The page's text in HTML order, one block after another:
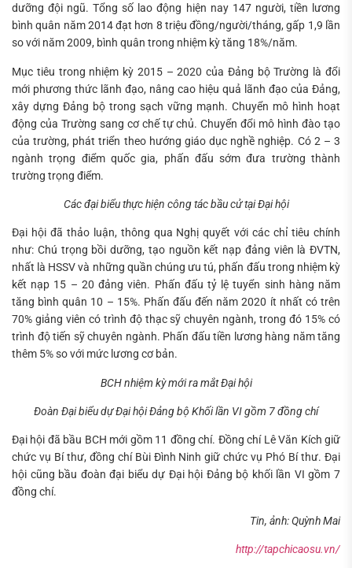
dưỡng đội ngũ. Tổng số lao động hiện nay 147 người, tiền lương
bình quân năm 2014 đạt hơn 8 triệu đồng/người/tháng, gấp 1,9 lần
so với năm 2009, bình quân trong nhiệm kỳ tăng 18%/năm.
Mục tiêu trong nhiệm kỳ 2015 – 2020 của Đảng bộ Trường là đổi
mới phương thức lãnh đạo, nâng cao hiệu quả lãnh đạo của Đảng,
xây dựng Đảng bộ trong sạch vững mạnh. Chuyển mô hình hoạt
động của Trường sang cơ chế tự chủ. Chuyển đổi mô hình đào tạo
của trường, phát triển theo hướng giáo dục nghề nghiệp. Có 2 – 3
ngành trọng điểm quốc gia, phấn đấu sớm đưa trường thành
trường trọng điểm.
Các đại biểu thực hiện công tác bầu cử tại Đại hội
Đại hội đã thảo luận, thông qua Nghị quyết với các chỉ tiêu chính
như: Chú trọng bồi dưỡng, tạo nguồn kết nạp đảng viên là ĐVTN,
nhất là HSSV và những quần chúng ưu tú, phấn đấu trong nhiệm kỳ
kết nạp 15 – 20 đảng viên. Phấn đấu tỷ lệ tuyển sinh hàng năm
tăng bình quân 10 – 15%. Phấn đấu đến năm 2020 ít nhất có trên
70% giảng viên có trình độ thạc sỹ chuyên ngành, trong đó 15% có
trình độ tiến sỹ chuyên ngành. Phấn đấu tiền lương hàng năm tăng
thêm 5% so với mức lương cơ bản.
BCH nhiệm kỳ mới ra mắt Đại hội
Đoàn Đại biểu dự Đại hội Đảng bộ Khối lần VI gồm 7 đồng chí
Đại hội đã bầu BCH mới gồm 11 đồng chí. Đồng chí Lê Văn Kích giữ
chức vụ Bí thư, đồng chí Bùi Đình Ninh giữ chức vụ Phó Bí thư. Đại
hội cũng bầu đoàn đại biểu dự Đại hội Đảng bộ khối lần VI gồm 7
đồng chí.
Tin, ảnh: Quỳnh Mai
http://tapchicaosu.vn/